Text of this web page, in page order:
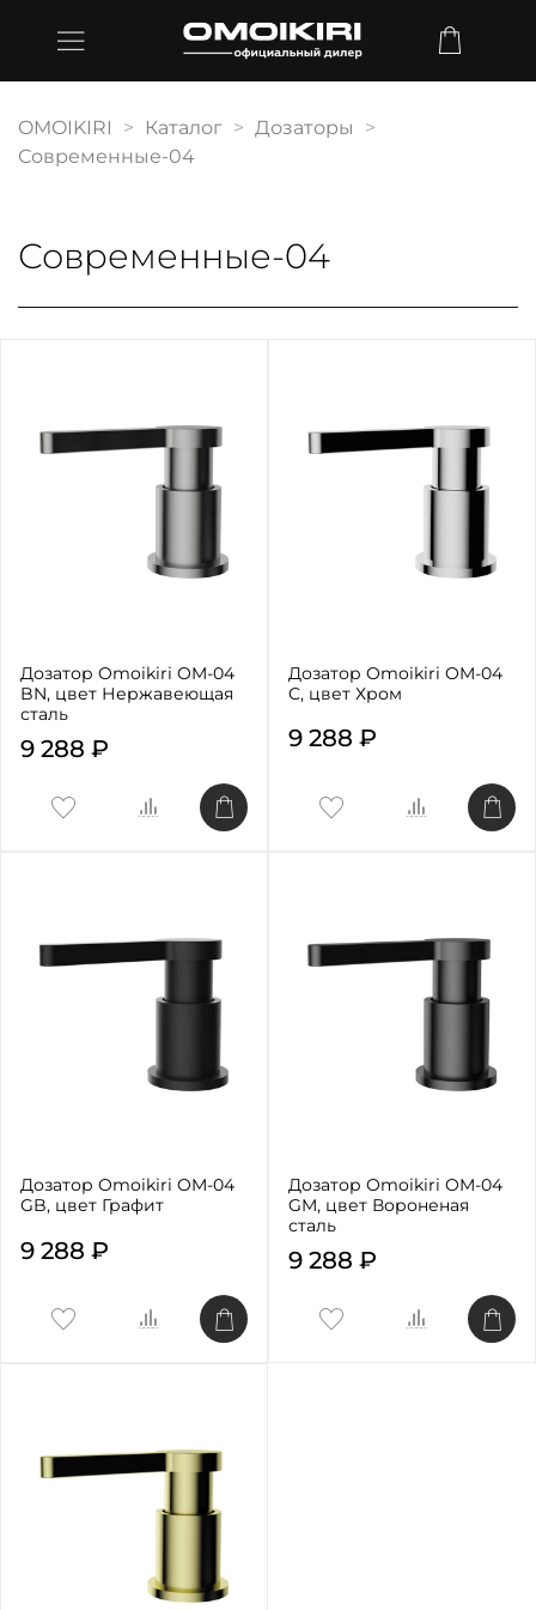
OMOIKIRI Каталог
Дозаторы
Современные-04
Современные-04
Дозатор Omoikiri OM-04
BN, цвет Нержавеющая
сталь
9 288 ₽
Дозатор Omoikiri OM-04
C, цвет Хром
9 288 ₽
Дозатор Omoikiri OM-04
GB, цвет Графит
9 288 ₽
Дозатор Omoikiri OM-04
GM, цвет Вороненая
сталь
9 288 ₽